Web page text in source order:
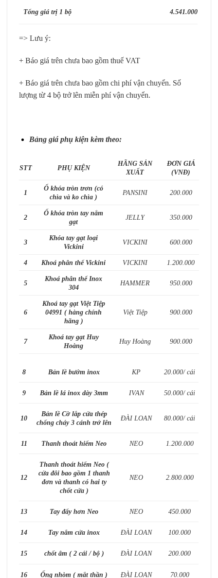
Tổng giá trị 1 bộ 4.541.000
=> Lưu ý:
+ Báo giá trên chưa bao gồm thuế VAT
+ Báo giá trên chưa bao gồm chi phí vận chuyển. Số
lượng từ 4 bộ trở lên miễn phí vận chuyển.
Bảng giá phụ kiện kèm theo:
STT PHỤ KIỆN
HÃNG SẢN
XUẤT
ĐƠN GIÁ
(VNĐ)
1
Ổ khóa tròn trơn (có
chìa và ko chìa )
PANSINI 200.000
2
Ổ khóa tròn tay nắm
gạt
JELLY 350.000
3
Khóa tay gạt loại
Vickini
VICKINI 600.000
4 Khoá phân thể Vickini VICKINI 1.200.000
5
Khoá phân thể Inox
304
HAMMER 950.000
6
Khoá tay gạt Việt Tiệp
04991 ( hàng chính
hãng )
Việt Tiệp 900.000
7
Khoá tay gạt Huy
Hoàng
Huy Hoàng 900.000
8 Bản lề bướm inox KP 20.000/ cái
9 Bản lề lá inox dày 3mm IVAN 50.000/ cái
10
Bản lề Cờ lắp cửa thép
chống cháy 3 cánh trở lên
ĐÀI LOAN 80.000/ cái
11 Thanh thoát hiểm Neo NEO 1.200.000
12
Thanh thoát hiểm Neo (
cửa đôi bao gồm 1 thanh
đơn và thanh có hai ty
chốt cửa )
NEO 2.800.000
13 Tay đẩy hơn Neo NEO 450.000
14 Tay nắm cửa inox ĐÀI LOAN 100.000
15 chốt âm ( 2 cái / bộ ) ĐÀI LOAN 200.000
16 Ống nhòm ( mắt thần ) ĐÀI LOAN 70.000